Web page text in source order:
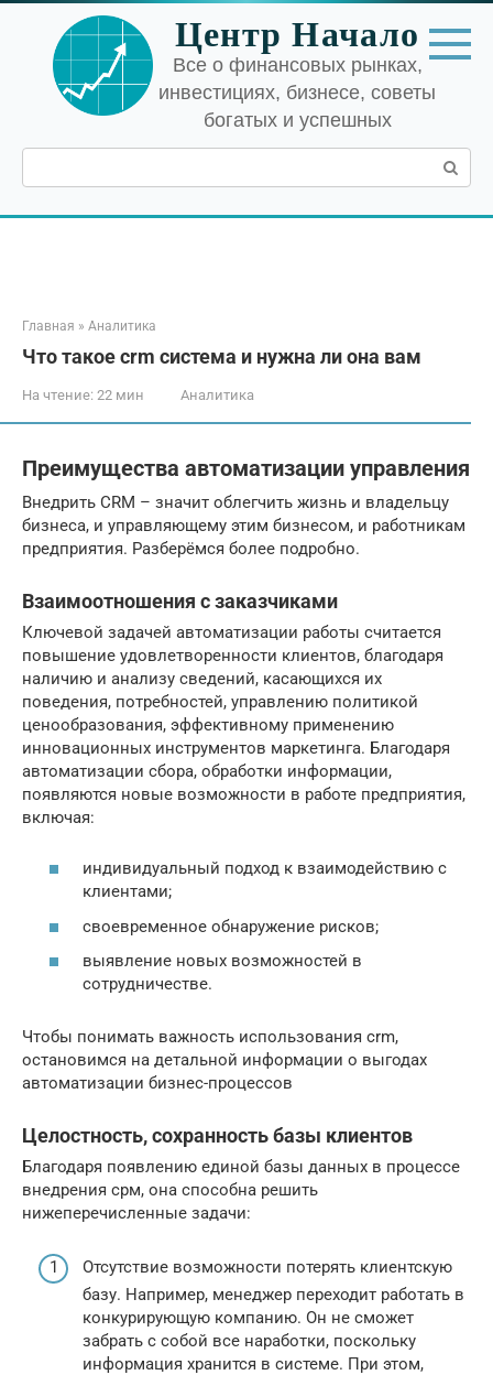
Перейти
контенту
Центр Начало
Все о финансовых рынках,
инвестициях, бизнесе, советы
богатых и успешных
Поиск:
Главная » Аналитика
Что такое crm система и нужна ли она вам
На чтение: 22 мин Аналитика
Преимущества автоматизации управления
Внедрить CRM – значит облегчить жизнь и владельцу
бизнеса, и управляющему этим бизнесом, и работникам
предприятия. Разберёмся более подробно.
Взаимоотношения с заказчиками
Ключевой задачей автоматизации работы считается
повышение удовлетворенности клиентов, благодаря
наличию и анализу сведений, касающихся их
поведения, потребностей, управлению политикой
ценообразования, эффективному применению
инновационных инструментов маркетинга. Благодаря
автоматизации сбора, обработки информации,
появляются новые возможности в работе предприятия,
включая:
индивидуальный подход к взаимодействию с
клиентами;
своевременное обнаружение рисков;
выявление новых возможностей в
сотрудничестве.
Чтобы понимать важность использования crm,
остановимся на детальной информации о выгодах
автоматизации бизнес-процессов
Целостность, сохранность базы клиентов
Благодаря появлению единой базы данных в процессе
внедрения срм, она способна решить
нижеперечисленные задачи:
Отсутствие возможности потерять клиентскую
базу. Например, менеджер переходит работать в
конкурирующую компанию. Он не сможет
забрать с собой все наработки, поскольку
информация хранится в системе. При этом,